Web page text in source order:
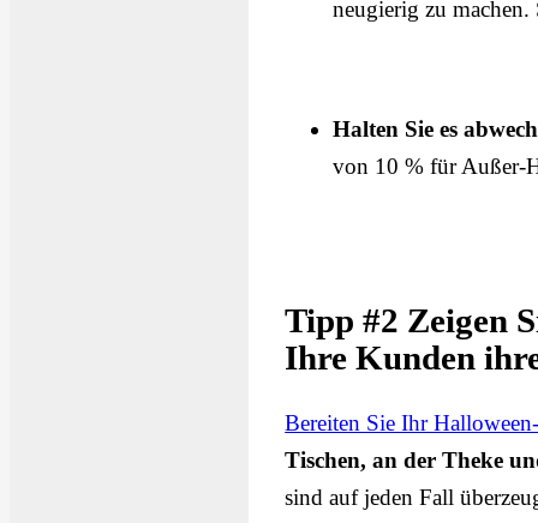
neugierig zu
Halten Sie es
von 10 % für Außer-
Tipp #2 Zeigen
Ihre Kunden
Bereiten Sie Ihr
Tischen, an der Theke
sind auf jeden Fall